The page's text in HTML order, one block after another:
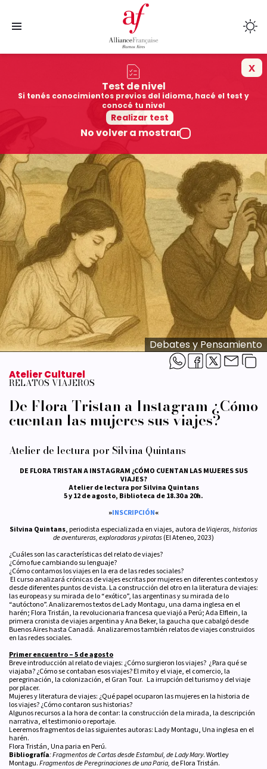
Colegios afiliados
Cultura
Mediateca
Quiénes somos
Exámenes
Debates y Pensamiento
Atelier Culturel
RELATOS VIAJEROS
De Flora Tristan a Instagram ¿Cómo
cuentan las mujeres sus viajes?
Atelier de lectura por Silvina Quintans
DE FLORA TRISTAN A INSTAGRAM ¿CÓMO CUENTAN LAS MUJERES SUS
VIAJES?
Atelier de lectura por Silvina Quintans
5 y 12 de agosto, Biblioteca de 18.30 a 20h.
»INSCRIPCIÓN«
Silvina Quintans, periodista especializada en viajes, autora deViajeras, historias
de aventureras, exploradoras y piratas(El Ateneo, 2023)
¿Cuáles son las características del relato de viajes?
¿Cómo fue cambiando su lenguaje?
¿Cómo contamos los viajes en la era de las redes sociales?
El curso analizará crónicas de viajes escritas por mujeres en diferentes contextos y
desde diferentes puntos de vista. La construcción del otro en la literatura de viajes:
las europeas y su mirada de lo “exótico”, las argentinas y su mirada de lo
“autóctono”. Analizaremos textos de Lady Montagu, una dama inglesa en el
harén; Flora Tristán, la revolucionaria francesa que viajó a Perú; Ada Elflein, la
primera cronista de viajes argentina y Ana Beker, la gaucha que cabalgó desde
Buenos Aires hasta Canadá. Analizaremos también relatos de viajes construidos
en las redes sociales.
Primer encuentro – 5 de agosto
Breve introducción al relato de viajes: ¿Cómo surgieron los viajes? ¿Para qué se
viajaba? ¿Cómo se contaban esos viajes? El mito y el viaje, el comercio, la
peregrinación, la colonización, el Gran Tour. La irrupción del turismo y del viaje
por placer.
Mujeres y literatura de viajes: ¿Qué papel ocuparon las mujeres en la historia de
los viajes? ¿Cómo contaron sus historias?
Algunos recursos a la hora de contar: la construcción de la mirada, la descripción
narrativa, el testimonio o reportaje.
Leeremos fragmentos de las siguientes autoras: Lady Montagu, Una inglesa en el
harén.
Flora Tristán, Una paria en Perú.
Bibliografía: Fragmentos de Cartas desde Estambul, de Lady Mary. Wortley
Montagu.Fragmentos de Peregrinaciones de una Paria, de Flora Tristán.
Test de nivel
Si tenés conocimientos previos del idioma, hacé el test y
conocé tu nivel
Realizar test
No volver a mostrar
x